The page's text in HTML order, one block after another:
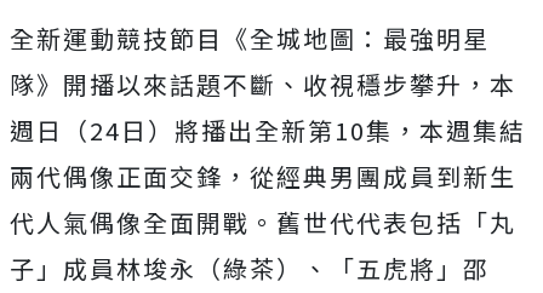
全新運動競技節目《全城地圖：最強明星
隊》開播以來話題不斷、 收視穩步攀升，本
週日（24日）將播出全新第10集， 本週集結
兩代偶像正面交鋒， 從經典男團成員到新生
代人氣偶像全面開戰。舊世代代表包括「丸
子」成員林埈永（綠茶）、「五虎將」邵